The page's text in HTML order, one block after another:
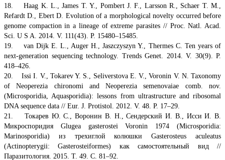
18. Haag K. L., James T. Y., Pombert J. F., Larsson R., Schaer T. M.,
Refardt D., Ebert D. Evolution of a morphological novelty occurred before
genome compaction in a lineage of extreme parasites // Proc. Natl. Acad.
Sci. U S A. 2014. V. 111(43). P. 15480–15485.
19. van Dijk E. L., Auger H., Jaszczyszyn Y., Thermes C. Ten years of
next-generation sequencing technology. Trends Genet. 2014. V. 30(9). P.
418–426.
20. Issi I. V., Tokarev Y. S., Seliverstova E. V., Voronin V. N. Taxonomy
of Neoperezia chironomi and Neoperezia semenovaiae comb. nov.
(Microsporidia, Aquasporidia): lessons from ultrastructure and ribosomal
DNA sequence data // Eur. J. Protistol. 2012. V. 48. P. 17–29.
21. Токарев Ю. С., Воронин В. Н., Сендерский И. В., Исси И. В.
Микроспоридия Glugea gasterostei Voronin 1974 (Microsporidia:
Marinosporidia) из трехиглой колюшки Gasterosteus aculeatus
(Actinopterygii: Gasterosteiformes) как самостоятельный вид //
Паразитология. 2015. Т. 49. С. 81–92.